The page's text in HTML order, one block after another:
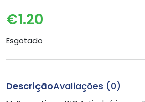
€1.20
Esgotado
DescriçãoAvaliações (0)